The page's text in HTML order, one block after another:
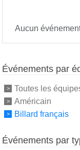
Aucun
Événements par
Toutes les
Américain
Billard français
Événements par